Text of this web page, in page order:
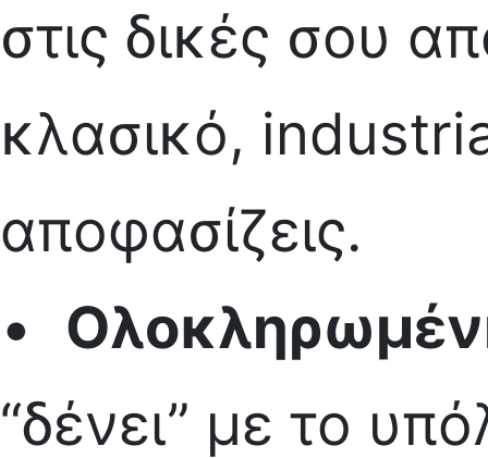
στις δικές σου
κλασικό,
αποφασίζεις.
•
“δένει” με το